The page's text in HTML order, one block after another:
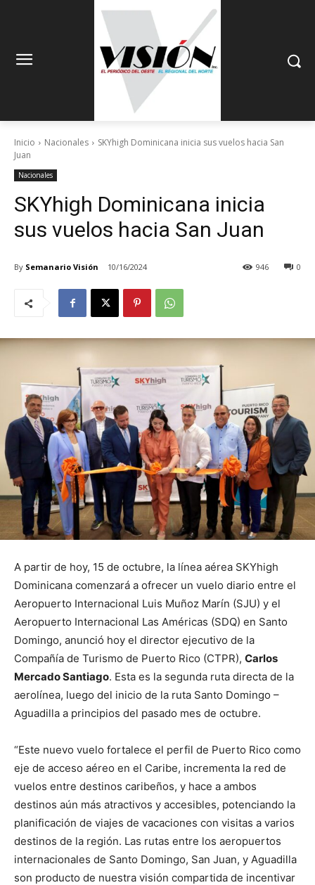
Inicio Nacionales
SKYhigh Dominicana inicia sus vuelos hacia San
Juan
Nacionales
SKYhigh Dominicana inicia
sus vuelos hacia San Juan
By Semanario Visión 10/16/2024 0
946
A partir de hoy, 15 de octubre, la línea aérea SKYhigh
Dominicana comenzará a ofrecer un vuelo diario entre el
Aeropuerto Internacional Luis Muñoz Marín (SJU) y el
Aeropuerto Internacional Las Américas (SDQ) en Santo
Domingo, anunció hoy el director ejecutivo de la
Compañía de Turismo de Puerto Rico (CTPR), Carlos
Mercado Santiago. Esta es la segunda ruta directa de la
aerolínea, luego del inicio de la ruta Santo Domingo –
Aguadilla a principios del pasado mes de octubre.
“Este nuevo vuelo fortalece el perfil de Puerto Rico como
eje de acceso aéreo en el Caribe, incrementa la red de
vuelos entre destinos caribeños, y hace a ambos
destinos aún más atractivos y accesibles, potenciando la
planificación de viajes de vacaciones con visitas a varios
destinos de la región. Las rutas entre los aeropuertos
internacionales de Santo Domingo, San Juan, y Aguadilla
son producto de nuestra visión compartida de incentivar